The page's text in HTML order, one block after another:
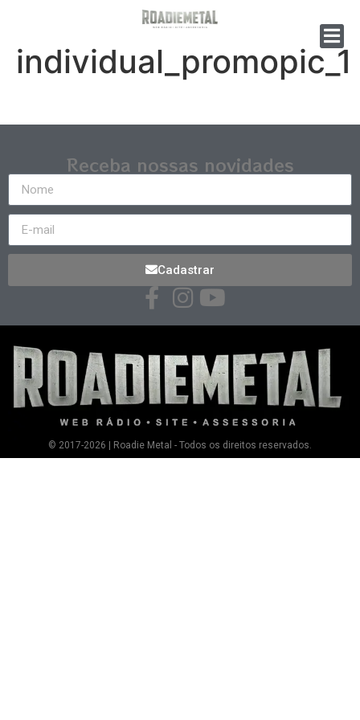
individual_promopic_1
Receba nossas novidades
Cadastrar
© 2017-2026 | Roadie Metal - Todos os direitos reservados.